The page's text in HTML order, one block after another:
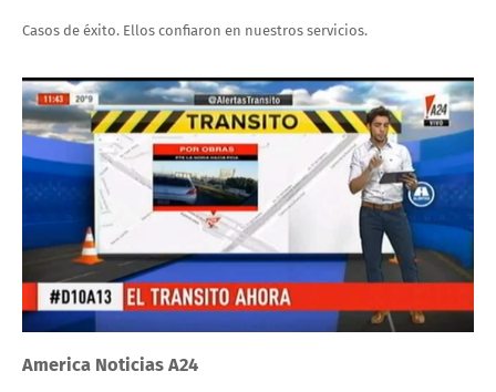
Casos de éxito. Ellos confiaron en nuestros servicios.
America Noticias A24